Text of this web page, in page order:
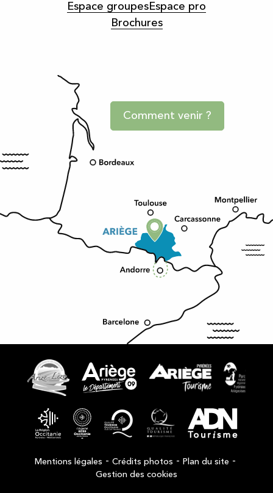
Espace groupesEspace pro
Brochures
Comment venir ?
Mentions légales - Crédits photos - Plan du site -
Gestion des cookies